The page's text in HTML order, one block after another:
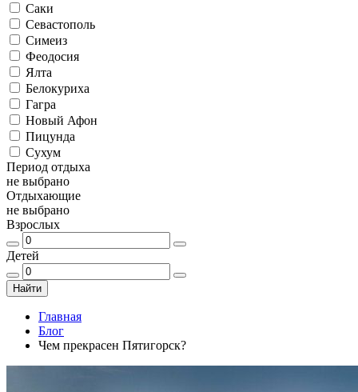
Саки
Севастополь
Симеиз
Феодосия
Ялта
Белокуриха
Гагра
Новый Афон
Пицунда
Сухум
Период отдыха
не выбрано
Отдыхающие
не выбрано
Взрослых
Детей
Найти
Главная
Блог
Чем прекрасен Пятигорск?